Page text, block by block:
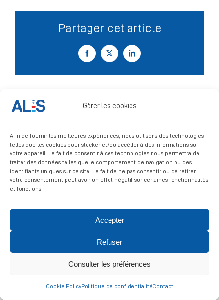
Gérer les cookies
Afin de fournir les meilleures expériences, nous utilisons des technologies
telles que les cookies pour stocker et/ou accéder à des informations sur
votre appareil. Le fait de consentir à ces technologies nous permettra de
traiter des données telles que le comportement de navigation ou des
identifiants uniques sur ce site. Le fait de ne pas consentir ou de retirer
votre consentement peut avoir un effet négatif sur certaines fonctionnalités
et fonctions.
Accepter
Refuser
Consulter les préférences
Cookie PolicyPolitique de confidentialitéContact
Signalement
Partager cet article
Facebook
X LinkedIn
© 2026 ALIS | All rights reserved
légales